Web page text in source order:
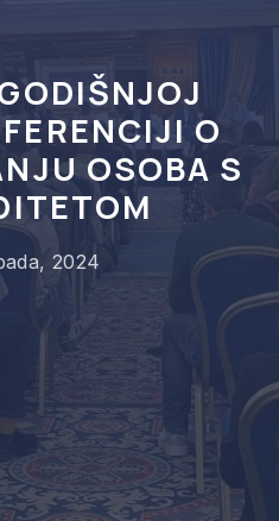
O
OSOBA S
2024